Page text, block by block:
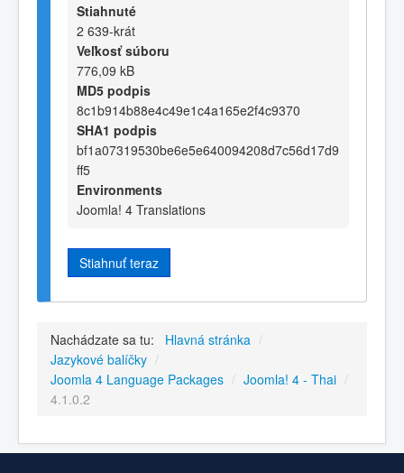
Stiahnuté
2 639-krát
Veľkosť súboru
776,09 kB
MD5 podpis
8c1b914b88e4c49e1c4a165e2f4c9370
SHA1 podpis
bf1a07319530be6e5e640094208d7c56d17d9
ff5
Environments
Joomla! 4 Translations
Stiahnuť teraz
Nachádzate sa tu: Hlavná stránka /
Jazykové balíčky /
Joomla 4 Language Packages / Joomla! 4 - Thai /
4.1.0.2